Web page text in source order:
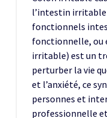
l’intestin
fonctionnels
fonctionnelle, ou
irritable) est un
perturber la vie
et l’anxiété, ce
personnes et
professionnelle